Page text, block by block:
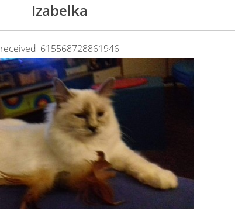
Izabelka
received_615568728861946